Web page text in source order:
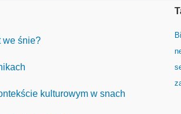
we śnie?
kulturowym w snach